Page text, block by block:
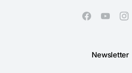
Newsletter